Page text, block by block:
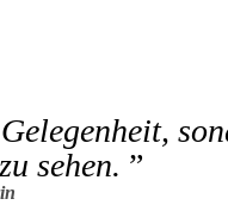
sehen.